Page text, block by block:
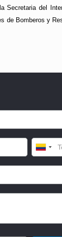
Secretaria del
de Bomberos y